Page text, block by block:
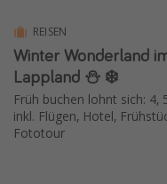
REISEN
Winter Wonderland
Lappland ⛄️ ❄️
Früh buchen lohnt sich: 4,
inkl. Flügen, Hotel,
Fototour